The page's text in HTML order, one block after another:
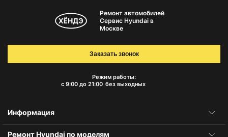
Ремонт автомобилей
Сервис Hyundai в
Москве
Режим работы:
с 9:00 до 21:00 без выходных
Заказать звонок
Информация
Ремонт Hyundai по моделям